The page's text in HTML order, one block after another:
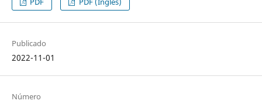
Publicado
2022-11-01
Número